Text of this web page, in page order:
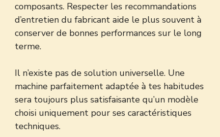
composants. Respecter les recommandations
d’entretien du fabricant aide le plus souvent à
conserver de bonnes performances sur le long
terme.
Il n’existe pas de solution universelle. Une
machine parfaitement adaptée à tes habitudes
sera toujours plus satisfaisante qu’un modèle
choisi uniquement pour ses caractéristiques
techniques.